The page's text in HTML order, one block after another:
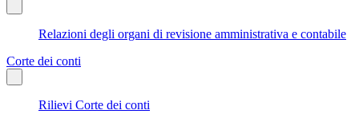
Relazioni degli organi di revisione amministrativa e contabile
Corte dei conti
Rilievi Corte dei conti